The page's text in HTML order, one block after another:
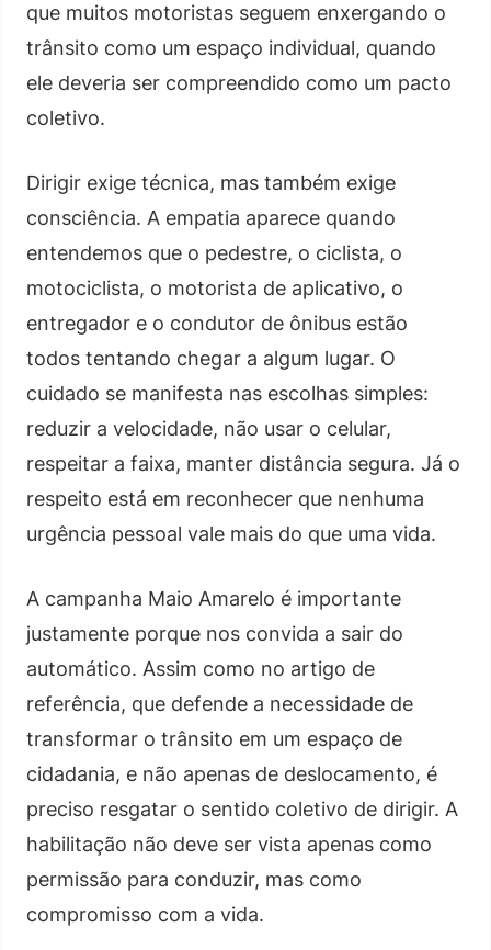
que muitos motoristas seguem enxergando o
trânsito como um espaço individual, quando
ele deveria ser compreendido como um pacto
coletivo.
Dirigir exige técnica, mas também exige
consciência. A empatia aparece quando
entendemos que o pedestre, o ciclista, o
motociclista, o motorista de aplicativo, o
entregador e o condutor de ônibus estão
todos tentando chegar a algum lugar. O
cuidado se manifesta nas escolhas simples:
reduzir a velocidade, não usar o celular,
respeitar a faixa, manter distância segura. Já o
respeito está em reconhecer que nenhuma
urgência pessoal vale mais do que uma vida.
A campanha Maio Amarelo é importante
justamente porque nos convida a sair do
automático. Assim como no artigo de
referência, que defende a necessidade de
transformar o trânsito em um espaço de
cidadania, e não apenas de deslocamento, é
preciso resgatar o sentido coletivo de dirigir. A
habilitação não deve ser vista apenas como
permissão para conduzir, mas como
compromisso com a vida.